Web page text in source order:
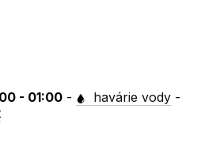
- 01:00 - havárie vody -